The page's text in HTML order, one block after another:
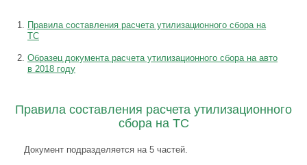
Правила составления расчета утилизационного сбора на
ТС
Образец документа расчета утилизационного сбора на авто
в 2018 году
Правила составления расчета утилизационного
сбора на ТС
Документ подразделяется на 5 частей.